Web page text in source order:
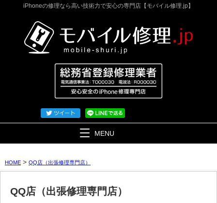
iPhoneの修理なら高い技術力で安心の専門店【モバイル修理.jp】
MENU
HOME > QQ店（出張修理専門店）
QQ店（出張修理専門店）